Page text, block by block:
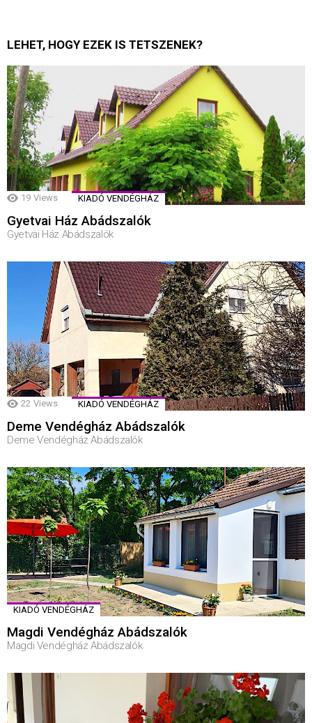
LEHET, HOGY EZEK IS TETSZENEK?
19 Views KIADÓ VENDÉGHÁZ
Gyetvai Ház Abádszalók
Gyetvai Ház Abádszalók
22 Views KIADÓ VENDÉGHÁZ
Deme Vendégház Abádszalók
Deme Vendégház Abádszalók
KIADÓ VENDÉGHÁZ
Magdi Vendégház Abádszalók
Magdi Vendégház Abádszalók